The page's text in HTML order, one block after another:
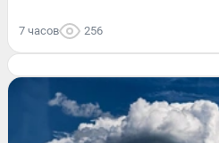
7 часов 256